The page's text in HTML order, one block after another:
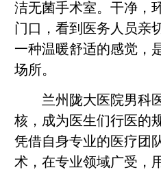
洁无菌手术室。干净，
门口，看到医务人员亲
一种温暖舒适的感觉，
场所。
兰州陇大医院男科医
核，成为医生们行医的
凭借自身专业的医疗团
术，在专业领域广受，